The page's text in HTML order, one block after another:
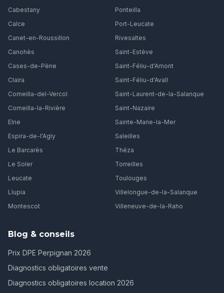
Cabestany
Calce
Canet-en-Roussillon
Canohès
Cases-de-Pène
Claira
Corneilla-del-Vercol
Corneilla-la-Rivière
Elne
Espira-de-l'Agly
Le Barcarès
Le Soler
Leucate
Llupia
Montescot
Ponteilla
Port-Leucate
Rivesaltes
Saint-Estève
Saint-Féliu-d'Amont
Saint-Féliu-d'Avall
Saint-Laurent-de-la-Salanque
Saint-Nazaire
Sainte-Marie-la-Mer
Saleilles
Théza
Torreilles
Toulouges
Villelongue-de-la-Salanque
Villeneuve-de-la-Raho
Blog & conseils
Prix DPE Perpignan 2026
Diagnostics obligatoires vente
Diagnostics obligatoires location 2026